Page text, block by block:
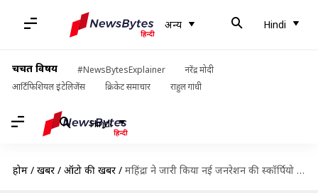
अन्य Hindi
चर्चित विषय #NewsBytesExplainer
नरेंद्र मोदी
आर्टिफिशियल इंटेलिजेंस
क्रिकेट समाचार राहुल गांधी
Hindi
होम / खबरें / ऑटो की खबरें / महिंद्रा ने जारी किया नई जनरेशन की स्कॉर्पियो का टीजर, जल्द होगी लॉन्च